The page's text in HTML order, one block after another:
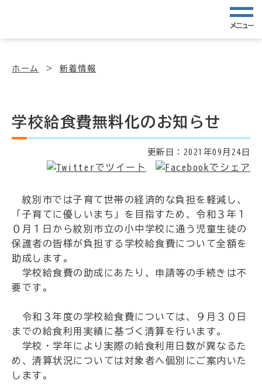
メニュー
ホーム 新着情報
学校給食費無料化のお知らせ
更新日： 2021年09月24日
紋別市では子育て世帯の経済的な負担を軽減し、
「子育てに優しいまち」を目指すため、令和３年１
０月１日から紋別市立の小中学校に通う児童生徒の
保護者の皆様が負担する学校給食費について全額を
助成します。
学校給食費の助成にあたり、申請等の手続きは不
要です。
令和３年度の学校給食費については、９月３０日
までの給食利用実績に基づく清算を行います。
学校・学年により実際の給食利用日数が異なるた
め、清算状況については対象者へ個別にご案内いた
します。